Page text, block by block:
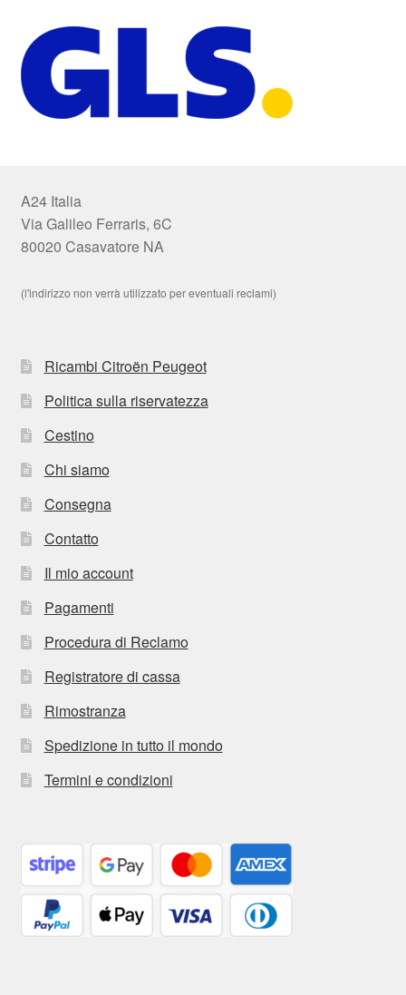
A24 Italia
Via Galileo Ferraris, 6C
80020 Casavatore NA
(l'indirizzo non verrà utilizzato per eventuali reclami)
Ricambi Citroën Peugeot
Politica sulla riservatezza
Cestino
Chi siamo
Consegna
Contatto
Il mio account
Pagamenti
Procedura di Reclamo
Registratore di cassa
Rimostranza
Spedizione in tutto il mondo
Termini e condizioni